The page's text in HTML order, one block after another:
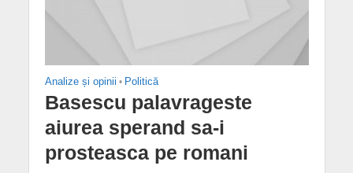
Analize și opinii • Politică
Basescu palavrageste
aiurea sperand sa-i
prosteasca pe romani